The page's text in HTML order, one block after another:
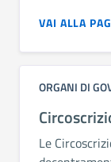
VAI ALLA
ORGANI DI
Le